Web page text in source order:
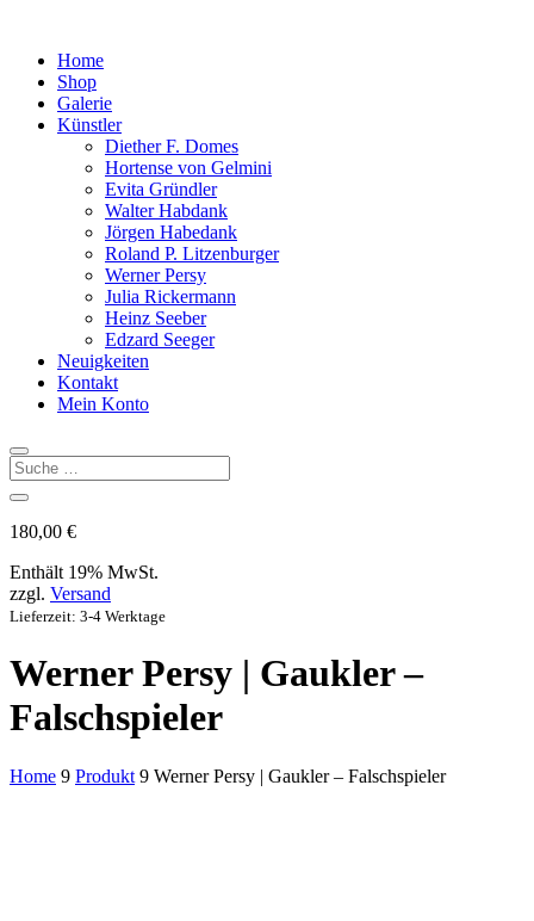
Home
Shop
Galerie
Künstler
Diether F. Domes
Hortense von Gelmini
Evita Gründler
Walter Habdank
Jörgen Habedank
Roland P. Litzenburger
Werner Persy
Julia Rickermann
Heinz Seeber
Edzard Seeger
Neuigkeiten
Kontakt
Mein Konto
180,00 €
Enthält 19% MwSt.
zzgl. Versand
Lieferzeit: 3-4 Werktage
Werner Persy | Gaukler –
Falschspieler
Home 9 Produkt 9 Werner Persy | Gaukler – Falschspieler